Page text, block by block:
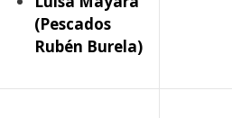
(Pescados
Rubén Burela)